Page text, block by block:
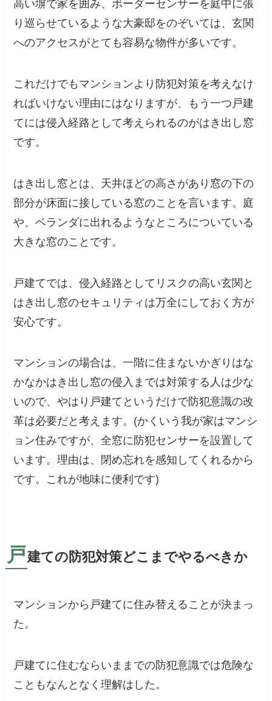
高い塀で家を囲み、ボーダーセンサーを庭中に張
り巡らせているような大豪邸をのぞいては、玄関
へのアクセスがとても容易な物件が多いです。
これだけでもマンションより防犯対策を考えなけ
ればいけない理由にはなりますが、もう一つ戸建
てには侵入経路として考えられるのがはき出し窓
です。
はき出し窓とは、天井ほどの高さがあり窓の下の
部分が床面に接している窓のことを言います。庭
や、ベランダに出れるようなところについている
大きな窓のことです。
戸建てでは、侵入経路としてリスクの高い玄関と
はき出し窓のセキュリティは万全にしておく方が
安心です。
マンションの場合は、一階に住まないかぎりはな
かなかはき出し窓の侵入までは対策する人は少な
いので、やはり戸建てというだけで防犯意識の改
革は必要だと考えます。(かくいう我が家はマンシ
ョン住みですが、全窓に防犯センサーを設置して
います。理由は、閉め忘れを感知してくれるから
です。これが地味に便利です)
戸建ての防犯対策どこまでやるべきか
マンションから戸建てに住み替えることが決まっ
た。
戸建てに住むならいままでの防犯意識では危険な
こともなんとなく理解はした。